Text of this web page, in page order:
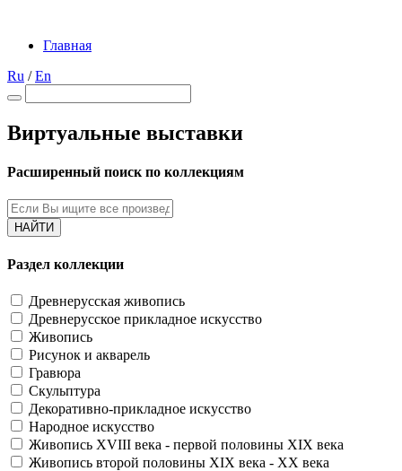
Главная
Ru /En
Виртуальные выставки
Расширенный поиск по коллекциям
НАЙТИ
Раздел коллекции
Древнерусская живопись
Древнерусское прикладное искусство
Живопись
Рисунок и акварель
Гравюра
Скульптура
Декоративно-прикладное искусство
Народное искусство
Живопись XVIII века - первой половины XIX века
Живопись второй половины XIX века - XX века